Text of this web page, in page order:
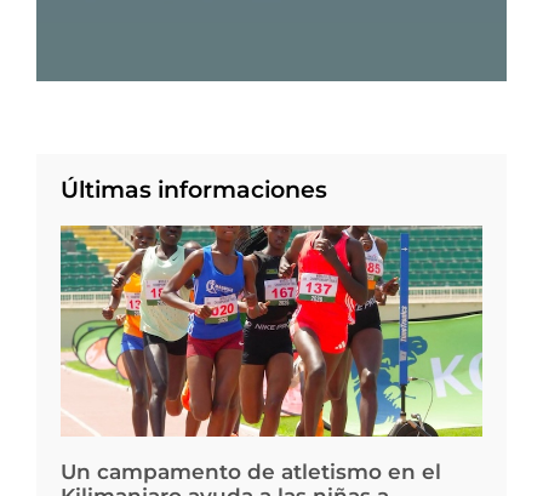
Últimas informaciones
Un campamento de atletismo en el